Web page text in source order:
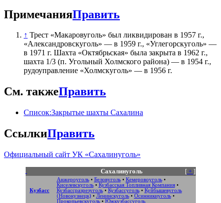
ПримечанияПравить
↑ Трест «Макаровуголь» был ликвидирован в 1957 г.,
«Александровскуголь» — в 1959 г., «Углегорскуголь» —
в 1971 г. Шахта «Октябрьская» была закрыта в 1962 г.,
шахта 1/3 (п. Угольный Холмского района) — в 1954 г.,
рудоуправление «Холмскуголь» — в 1956 г.
См. такжеПравить
Список:Закрытые шахты Сахалина
СсылкиПравить
Официальный сайт УК «Сахалинуголь»
[+ ]
Сахалинуголь
Кузбасс
Анжероуголь• Беловуголь• Кемеровоуголь•
Киселевскуголь• Кузбасская Топливная Компания•
Кузбассразрезуголь• Кузбассуголь• Куйбышевуголь
(Новокузнецк)• Ленинскуголь• Осинникиуголь•
Прокопьевскуголь• Южкузбассуголь